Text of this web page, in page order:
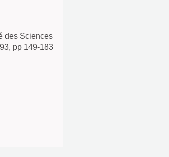
des Sciences
pp 149-183